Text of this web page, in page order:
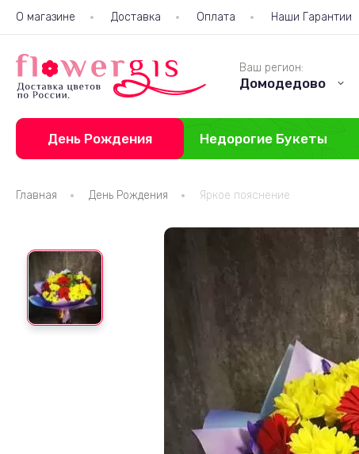
О магазине Доставка Оплата Наши Гарантии
Ваш регион:
Домодедово
День Рождения Недорогие Букеты
Главная День Рождения Яркое пояснение